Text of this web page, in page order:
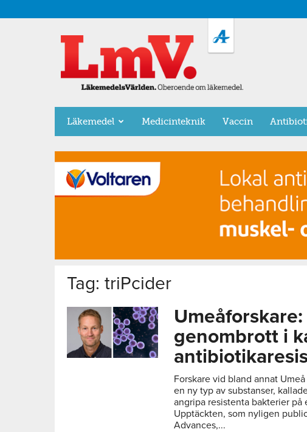
LäkemedelsVärlden
Läkemedel Medicinteknik Vaccin
Tag: triPcider
genombrott i
Forskare vid bland annat
en ny typ av substanser,
angripa resistenta bakterier på
Upptäckten, som nyligen
Advances,...